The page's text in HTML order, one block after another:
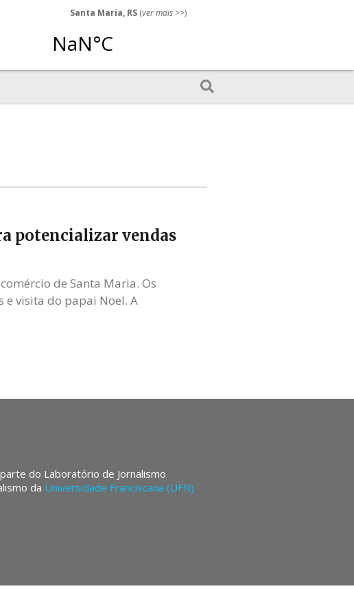
Santa Maria, RS (ver mais >>)
potencializar vendas
de Santa Maria. Os
e visita do papai Noel. A
do Laboratório de Jornalismo
da Universidade Franciscana (UFN)